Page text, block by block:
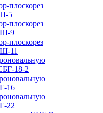
плоскорез
5
плоскорез
9
плоскорез
11
18-2
16
22